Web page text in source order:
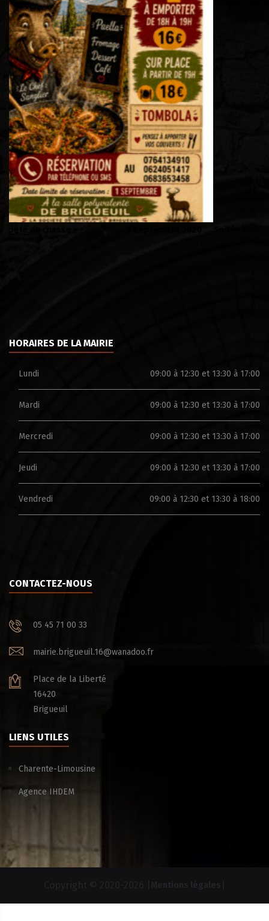
HORAIRES DE LA MAIRIE
Lundi 09:00 à 12:30 et 13:30 à 17:00
Mardi 09:00 à 12:30 et 13:30 à 17:00
Mercredi 09:00 à 12:30 et 13:30 à 17:00
Jeudi 09:00 à 12:30 et 13:30 à 17:00
Vendredi 09:00 à 12:30 et 13:30 à 18:00
CONTACTEZ-NOUS
05 45 71 00 33
mairie.brigueuil.16@wanadoo.fr
Place de la Liberté
16420
Brigueuil
LIENS UTILES
Charente-Limousine
Agence IHDEM